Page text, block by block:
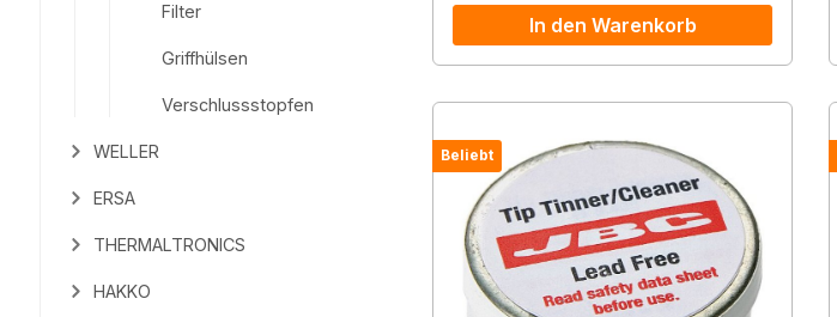
Filter
Griffhülsen
Verschlussstopfen
WELLER
ERSA
THERMALTRONICS
HAKKO
In den Warenkorb
Beliebt